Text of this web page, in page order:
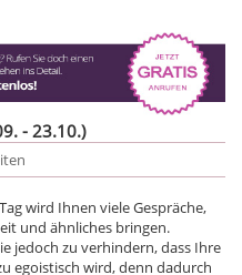
- 23.10.)
wird Ihnen viele Gespräche,
und ähnliches bringen.
jedoch zu verhindern, dass Ihre
egoistisch wird, denn dadurch